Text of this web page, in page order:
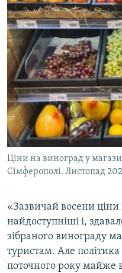
Ціни на виноград у
Сімферополі. Листопад
«Зазвичай восени
найдоступніші і,
зібраного винограду
туристам. Але
поточного року майже